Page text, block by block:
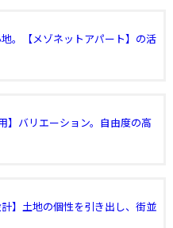
。【メゾネットアパート】の活
】バリエーション。自由度の高
計】土地の個性を引き出し、街並